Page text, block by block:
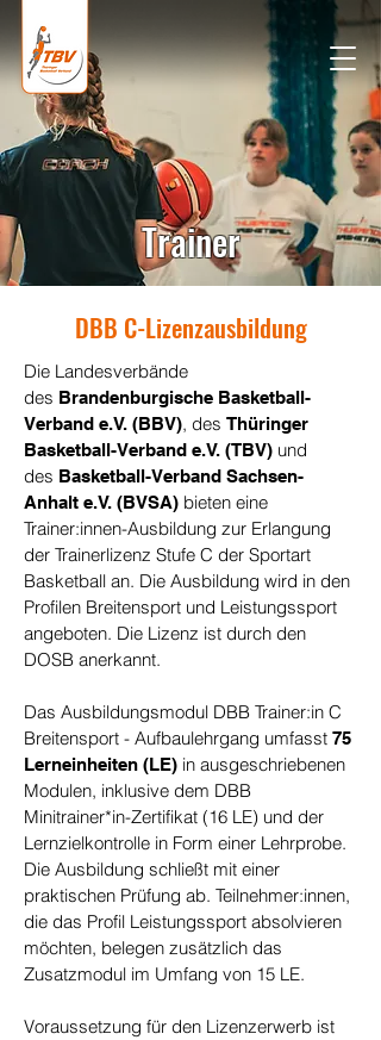
Trainer
DBB C-Lizenzausbildung
Die Landesverbände
des Brandenburgische Basketball-
Verband e.V. (BBV), des Thüringer
Basketball-Verband e.V. (TBV) und
des Basketball-Verband Sachsen-
Anhalt e.V. (BVSA) bieten eine
Trainer:innen-Ausbildung zur Erlangung
der Trainerlizenz Stufe C der Sportart
Basketball an. Die Ausbildung wird in den
Profilen Breitensport und Leistungssport
angeboten. Die Lizenz ist durch den
DOSB anerkannt.
Das Ausbildungsmodul DBB Trainer:in C
Breitensport - Aufbaulehrgang umfasst 75
Lerneinheiten (LE) in ausgeschriebenen
Modulen, inklusive dem DBB
Minitrainer*in-Zertifikat (16 LE) und der
Lernzielkontrolle in Form einer Lehrprobe.
Die Ausbildung schließt mit einer
praktischen Prüfung ab. Teilnehmer:innen,
die das Profil Leistungssport absolvieren
möchten, belegen zusätzlich das
Zusatzmodul im Umfang von 15 LE.
Voraussetzung für den Lizenzerwerb ist